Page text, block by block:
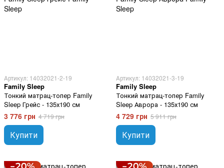
Артикул: 14032021-2-19
Family Sleep
Тонкий матрац-топер Family
Sleep Грейс - 135х190 см
3 776 грн 4 719 грн
Купити
Артикул: 14032021-3-19
Family Sleep
Тонкий матрац-топер Family
Sleep Аврора - 135х190 см
4 729 грн 5 911 грн
Купити